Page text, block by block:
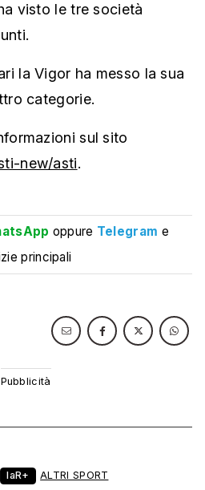
visto le tre società
la Vigor ha messo la sua
categorie.
sul sito
new/asti.
oppure Telegram e
principali
laR+ ALTRI SPORT